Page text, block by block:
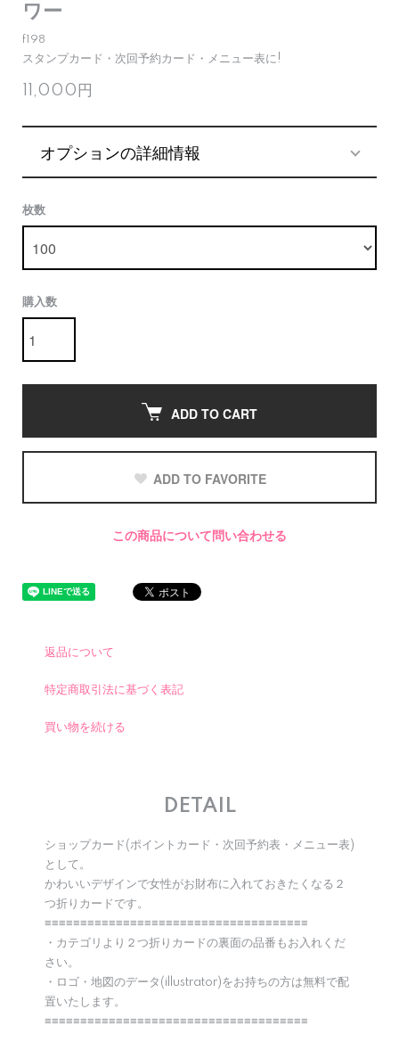
ワー
f198
スタンプカード・次回予約カード・メニュー表に!
11,000円
オプションの詳細情報
枚数
購入数
ADD TO CART
ADD TO FAVORITE
この商品について問い合わせる
返品について
特定商取引法に基づく表記
買い物を続ける
DETAIL
ショップカード(ポイントカード・次回予約表・メニュー表)
として。
かわいいデザインで女性がお財布に入れておきたくなる２
つ折りカードです。
≡≡≡≡≡≡≡≡≡≡≡≡≡≡≡≡≡≡≡≡≡≡≡≡≡≡≡≡≡≡≡≡≡≡≡≡≡
・カテゴリより２つ折りカードの裏面の品番もお入れくだ
さい。
・ロゴ・地図のデータ(illustrator)をお持ちの方は無料で配
置いたします。
≡≡≡≡≡≡≡≡≡≡≡≡≡≡≡≡≡≡≡≡≡≡≡≡≡≡≡≡≡≡≡≡≡≡≡≡≡